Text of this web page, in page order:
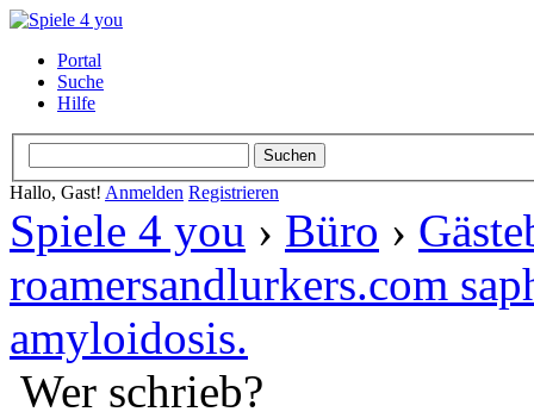
Portal
Suche
Hilfe
Hallo, Gast! Anmelden Registrieren
Spiele 4 you › Büro ›
roamersandlurkers.com
amyloidosis.
Wer schrieb?